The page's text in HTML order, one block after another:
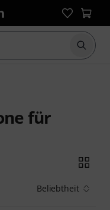
Suche
für
Beliebtheit